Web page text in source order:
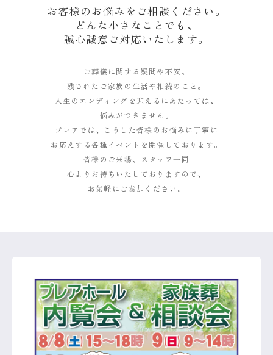
お客様のお悩みをご相談ください。
どんな小さなことでも、
誠心誠意ご対応いたします。
ご葬儀に関する疑問や不安、
残されたご家族の生活や相続のこと。
人生のエンディングを迎えるにあたっては、
悩みがつきません。
プレアでは、こうした皆様のお悩みに丁寧に
お応えする各種イベントを開催しております。
皆様のご来場、スタッフ一同
心よりお待ちいたしておりますので、
お気軽にご参加ください。